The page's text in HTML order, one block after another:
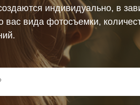
индивидуально, в
вас вида фотосъемки,